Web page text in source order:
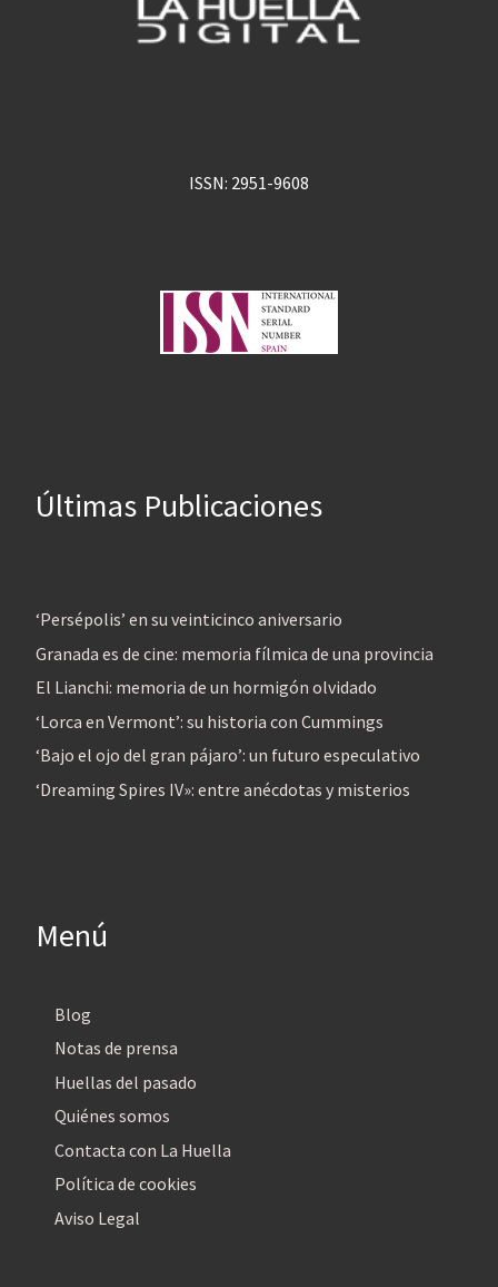
ISSN: 2951-9608
Últimas Publicaciones
‘Persépolis’ en su veinticinco aniversario
Granada es de cine: memoria fílmica de una provincia
El Lianchi: memoria de un hormigón olvidado
‘Lorca en Vermont’: su historia con Cummings
‘Bajo el ojo del gran pájaro’: un futuro especulativo
‘Dreaming Spires IV»: entre anécdotas y misterios
Menú
Blog
Notas de prensa
Huellas del pasado
Quiénes somos
Contacta con La Huella
Política de cookies
Aviso Legal